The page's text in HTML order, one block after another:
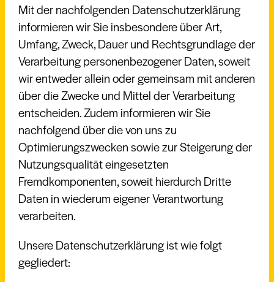
Mit der nachfolgenden Datenschutzerklärung
informieren wir Sie insbesondere über Art,
Umfang, Zweck, Dauer und Rechtsgrundlage der
Verarbeitung personenbezogener Daten, soweit
wir entweder allein oder gemeinsam mit anderen
über die Zwecke und Mittel der Verarbeitung
entscheiden. Zudem informieren wir Sie
nachfolgend über die von uns zu
Optimierungszwecken sowie zur Steigerung der
Nutzungsqualität eingesetzten
Fremdkomponenten, soweit hierdurch Dritte
Daten in wiederum eigener Verantwortung
verarbeiten.
Unsere Datenschutzerklärung ist wie folgt
gegliedert: